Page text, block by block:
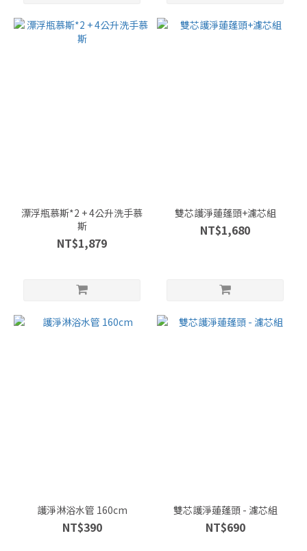
漂浮瓶慕斯*2 + 4公升洗手慕
斯
NT$1,879
雙芯護淨蓮蓬頭+濾芯組
NT$1,680
護淨淋浴水管 160cm
NT$390
雙芯護淨蓮蓬頭 - 濾芯組
NT$690